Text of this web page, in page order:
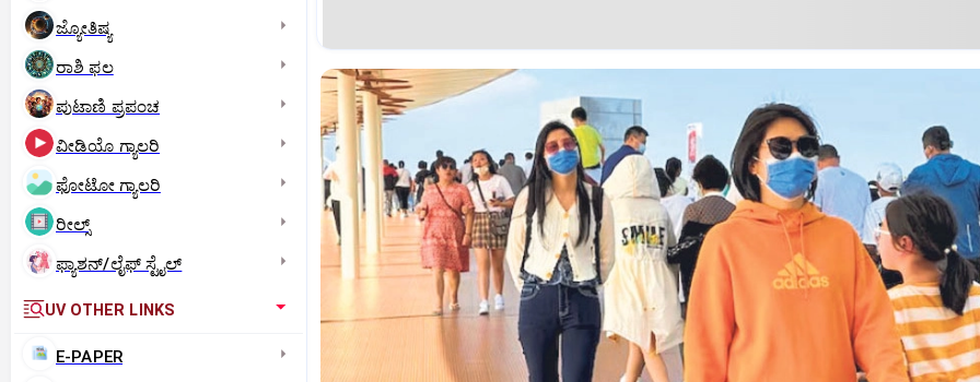
ಜ್ಯೋತಿಷ್ಯ
ರಾಶಿ ಫಲ
ಪುಟಾಣಿ ಪ್ರಪಂಚ
ವೀಡಿಯೊ ಗ್ಯಾಲರಿ
ಫೋಟೋ ಗ್ಯಾಲರಿ
ರೀಲ್ಸ್
ಫ್ಯಾಶನ್/ಲೈಫ್‌ ಸ್ಟೈಲ್
UV OTHER LINKS
E-PAPER